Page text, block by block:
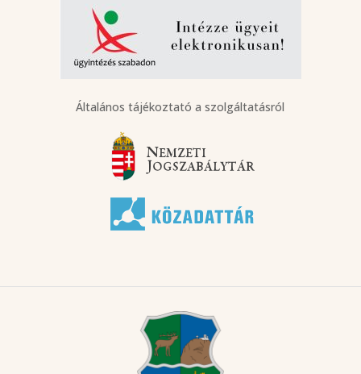
Általános tájékoztató a szolgáltatásról